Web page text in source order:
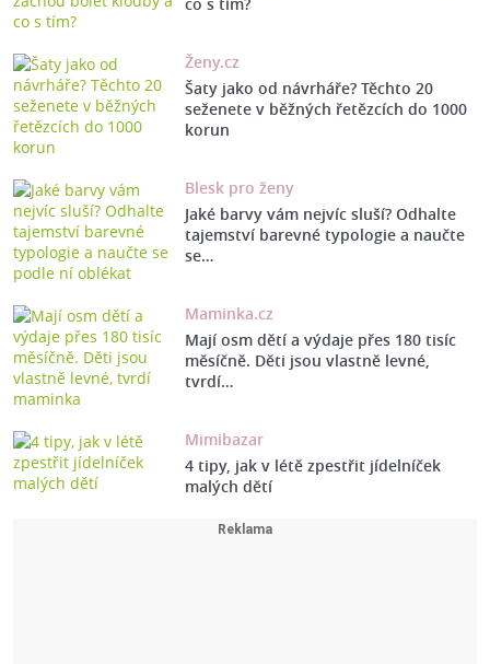
Ženy.cz
Šaty jako od návrháře? Těchto 20
seženete v běžných řetězcích do 1000
korun
Blesk pro ženy
Jaké barvy vám nejvíc sluší? Odhalte
tajemství barevné typologie a naučte
se…
Maminka.cz
Mají osm dětí a výdaje přes 180 tisíc
měsíčně. Děti jsou vlastně levné,
tvrdí…
Mimibazar
4 tipy, jak v létě zpestřit jídelníček
malých dětí